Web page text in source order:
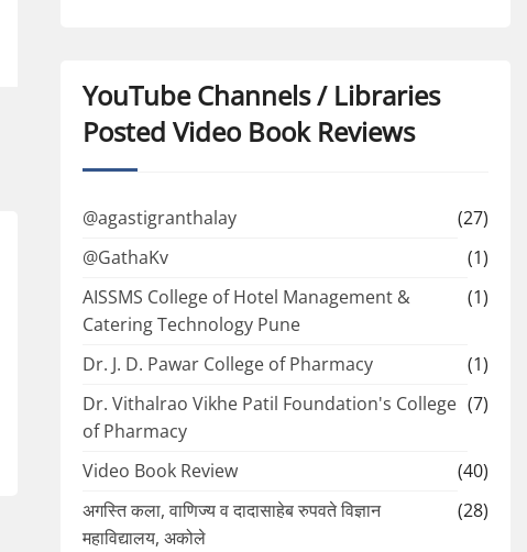
YouTube Channels / Libraries
Posted Video Book Reviews
@agastigranthalay
(27)
@GathaKv
(1)
AISSMS College of Hotel Management &
Catering Technology Pune
(1)
Dr. J. D. Pawar College of Pharmacy
(1)
Dr. Vithalrao Vikhe Patil Foundation's College
of Pharmacy
(7)
Video Book Review
(40)
अगस्ति कला, वाणिज्य व दादासाहेब रुपवते विज्ञान
महाविद्यालय, अकोले
(28)